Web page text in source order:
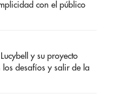
con el público
y su proyecto
los desafíos y salir de la